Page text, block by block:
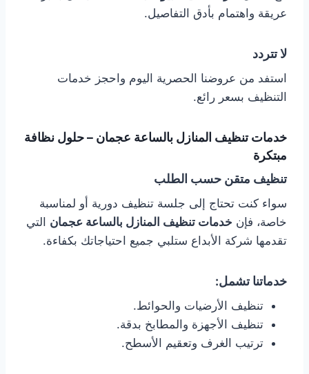
عريقة واهتمام بأدق التفاصيل.
لا تتردد
استفد من عروضنا الحصرية اليوم واحجز خدمات
التنظيف بسعر رائع.
خدمات تنظيف المنازل بالساعة عجمان – حلول نظافة
مبتكرة
تنظيف متقن حسب الطلب
سواء كنت تحتاج إلى جلسة تنظيف دورية أو لمناسبة
خاصة، فإن خدمات تنظيف المنازل بالساعة عجمان التي
تقدمها شركة الأبداع ستلبي جميع احتياجاتك بكفاءة.
خدماتنا تشمل:
تنظيف الأرضيات والحوائط.
تنظيف الأجهزة والمطابخ بدقة.
ترتيب الغرف وتعقيم الأسطح.